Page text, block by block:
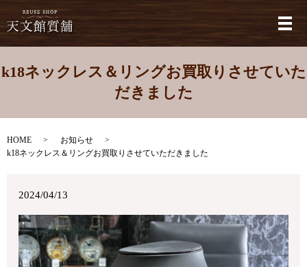
メ
k18ネックレス＆リングお買取りさせていた
だきました
HOME
お知らせ
k18ネックレス＆リングお買取りさせていただきました
2024/04/13